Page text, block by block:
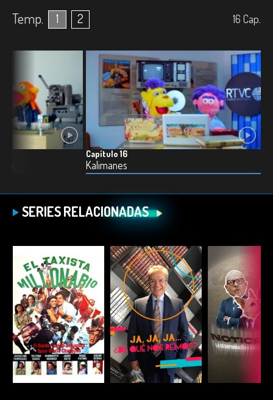
Temp. 1 2 16 Cap.
Capítulo 16
Kalimanes
SERIES RELACIONADAS
ESCUCHAR ESCUCHAR